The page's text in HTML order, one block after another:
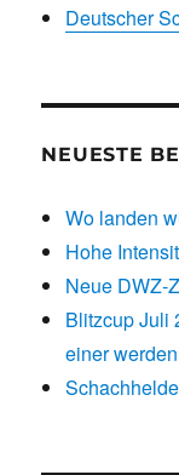
Deutscher
NEUESTE
Wo landen
Hohe
Neue DWZ-
Blitzcup Juli
einer